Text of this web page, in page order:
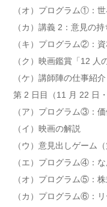
（オ）プログラム①：
（カ）講義 2：意見の
（キ）プログラム②：
（ク）映画鑑賞「12 人
（ケ）講師陣の仕事紹介
第 2 日目（11 月 22 日・
（ア）プログラム③：
（イ）映画の解説
（ウ）意見出しゲーム（
（エ）プログラム④：
（オ）プログラム⑤：
（カ）プログラム⑥：